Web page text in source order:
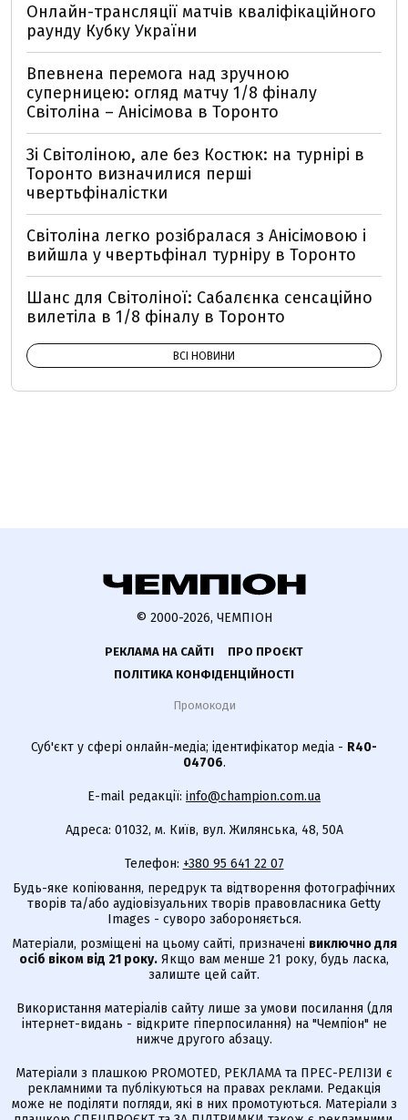
Онлайн-трансляції матчів кваліфікаційного
раунду Кубку України
Впевнена перемога над зручною
суперницею: огляд матчу 1/8 фіналу
Світоліна – Анісімова в Торонто
Зі Світоліною, але без Костюк: на турнірі в
Торонто визначилися перші
чвертьфіналістки
Світоліна легко розібралася з Анісімовою і
вийшла у чвертьфінал турніру в Торонто
Шанс для Світоліної: Сабалєнка сенсаційно
вилетіла в 1/8 фіналу в Торонто
ВСІ НОВИНИ
© 2000-2026, ЧЕМПІОН
РЕКЛАМА НА САЙТІ
ПРО ПРОЄКТ
ПОЛІТИКА КОНФІДЕНЦІЙНОСТІ
Промокоди
Суб'єкт у сфері онлайн-медіа; ідентифікатор медіа - R40-
04706.
E-mail редакції: info@champion.com.ua
Адреса: 01032, м. Київ, вул. Жилянська, 48, 50А
Телефон: +380 95 641 22 07
Будь-яке копіювання, передрук та відтворення фотографічних
творів та/або аудіовізуальних творів правовласника Getty
Images - суворо забороняється.
Матеріали, розміщені на цьому сайті, призначені виключно для
осіб віком від 21 року. Якщо вам менше 21 року, будь ласка,
залиште цей сайт.
Використання матеріалів сайту лише за умови посилання (для
інтернет-видань - відкрите гіперпосилання) на "Чемпіон" не
нижче другого абзацу.
Матеріали з плашкою PROMOTED, РЕКЛАМА та ПРЕС-РЕЛІЗИ є
рекламними та публікуються на правах реклами. Редакція
може не поділяти погляди, які в них промотуються. Матеріали з